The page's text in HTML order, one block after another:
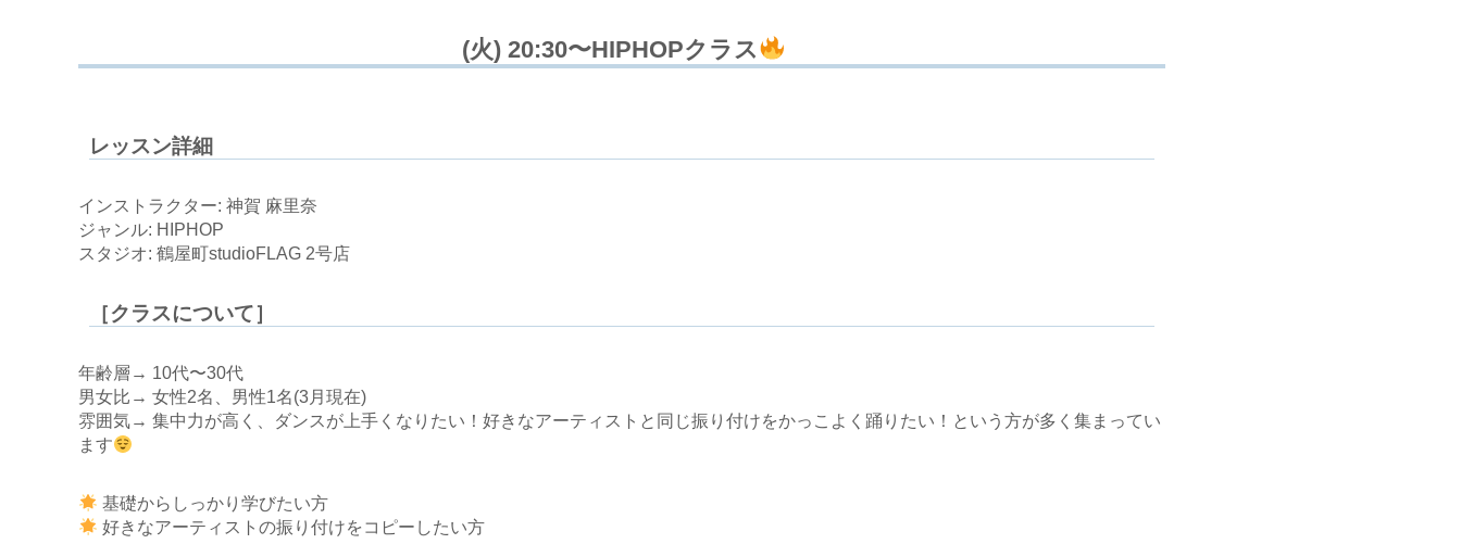
(火) 20:30〜HIPHOPクラス
レッスン詳細
インストラクター: 神賀 麻里奈
ジャンル: HIPHOP
スタジオ: 鶴屋町studioFLAG 2号店
［クラスについて］
年齢層→ 10代〜30代
男女比→ 女性2名、男性1名(3月現在)
雰囲気→ 集中力が高く、ダンスが上手くなりたい！好きなアーティストと同じ振り付けをかっこよく踊りたい！という方が多く集まってい
ます
基礎からしっかり学びたい方
好きなアーティストの振り付けをコピーしたい方